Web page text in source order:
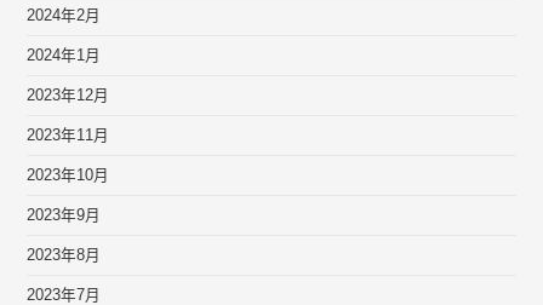
2024年2月
2024年1月
2023年12月
2023年11月
2023年10月
2023年9月
2023年8月
2023年7月